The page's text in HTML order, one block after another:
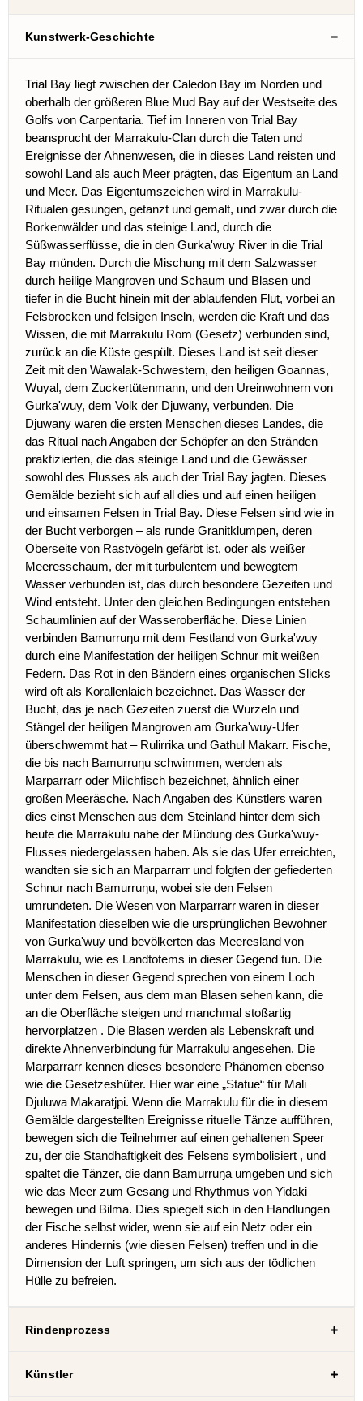
Kunstwerk-Geschichte
Trial Bay liegt zwischen der Caledon Bay im Norden und
oberhalb der größeren Blue Mud Bay auf der Westseite des
Golfs von Carpentaria. Tief im Inneren von Trial Bay
beansprucht der Marrakulu-Clan durch die Taten und
Ereignisse der Ahnenwesen, die in dieses Land reisten und
sowohl Land als auch Meer prägten, das Eigentum an Land
und Meer. Das Eigentumszeichen wird in Marrakulu-
Ritualen gesungen, getanzt und gemalt, und zwar durch die
Borkenwälder und das steinige Land, durch die
Süßwasserflüsse, die in den Gurka'wuy River in die Trial
Bay münden. Durch die Mischung mit dem Salzwasser
durch heilige Mangroven und Schaum und Blasen und
tiefer in die Bucht hinein mit der ablaufenden Flut, vorbei an
Felsbrocken und felsigen Inseln, werden die Kraft und das
Wissen, die mit Marrakulu Rom (Gesetz) verbunden sind,
zurück an die Küste gespült. Dieses Land ist seit dieser
Zeit mit den Wawalak-Schwestern, den heiligen Goannas,
Wuyal, dem Zuckertütenmann, und den Ureinwohnern von
Gurka'wuy, dem Volk der Djuwany, verbunden. Die
Djuwany waren die ersten Menschen dieses Landes, die
das Ritual nach Angaben der Schöpfer an den Stränden
praktizierten, die das steinige Land und die Gewässer
sowohl des Flusses als auch der Trial Bay jagten. Dieses
Gemälde bezieht sich auf all dies und auf einen heiligen
und einsamen Felsen in Trial Bay. Diese Felsen sind wie in
der Bucht verborgen – als runde Granitklumpen, deren
Oberseite von Rastvögeln gefärbt ist, oder als weißer
Meeresschaum, der mit turbulentem und bewegtem
Wasser verbunden ist, das durch besondere Gezeiten und
Wind entsteht. Unter den gleichen Bedingungen entstehen
Schaumlinien auf der Wasseroberfläche. Diese Linien
verbinden Bamurruŋu mit dem Festland von Gurka'wuy
durch eine Manifestation der heiligen Schnur mit weißen
Federn. Das Rot in den Bändern eines organischen Slicks
wird oft als Korallenlaich bezeichnet. Das Wasser der
Bucht, das je nach Gezeiten zuerst die Wurzeln und
Stängel der heiligen Mangroven am Gurka'wuy-Ufer
überschwemmt hat – Rulirrika und Gathul Makarr. Fische,
die bis nach Bamurruŋu schwimmen, werden als
Marparrarr oder Milchfisch bezeichnet, ähnlich einer
großen Meeräsche. Nach Angaben des Künstlers waren
dies einst Menschen aus dem Steinland hinter dem sich
heute die Marrakulu nahe der Mündung des Gurka'wuy-
Flusses niedergelassen haben. Als sie das Ufer erreichten,
wandten sie sich an Marparrarr und folgten der gefiederten
Schnur nach Bamurruŋu, wobei sie den Felsen
umrundeten. Die Wesen von Marparrarr waren in dieser
Manifestation dieselben wie die ursprünglichen Bewohner
von Gurka'wuy und bevölkerten das Meeresland von
Marrakulu, wie es Landtotems in dieser Gegend tun. Die
Menschen in dieser Gegend sprechen von einem Loch
unter dem Felsen, aus dem man Blasen sehen kann, die
an die Oberfläche steigen und manchmal stoßartig
hervorplatzen . Die Blasen werden als Lebenskraft und
direkteAhnenverbindung für Marrakulu angesehen. Die
Marparrarr kennen dieses besondere Phänomen ebenso
wie die Gesetzeshüter. Hier war eine „Statue“ für Mali
Djuluwa Makaratjpi. Wenn die Marrakulu für die in diesem
Gemälde dargestellten Ereignisse rituelle Tänze aufführen,
bewegen sich die Teilnehmer auf einen gehaltenen Speer
zu, der die Standhaftigkeit des Felsens symbolisiert , und
spaltet die Tänzer, die dann Bamurruŋa umgeben und sich
wie das Meer zum Gesang und Rhythmus von Yidaki
bewegen und Bilma. Dies spiegelt sich in den Handlungen
der Fische selbst wider, wenn sie auf ein Netz oder ein
anderes Hindernis (wie diesen Felsen) treffen und in die
Dimension der Luft springen, um sich aus der tödlichen
Hülle zu befreien.
Rindenprozess
Künstler